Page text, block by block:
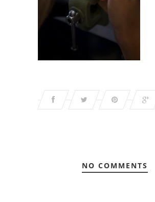
NO COMMENTS